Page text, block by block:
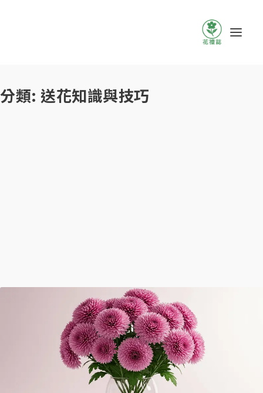
分類: 送花知識與技巧